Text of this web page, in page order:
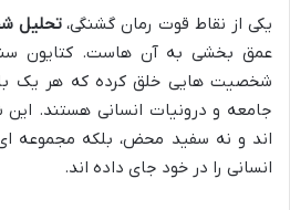
یکی از نقاط قوت رمان گشنگی،تحلیل
عمق بخشی به آن هاست. کتایون
شخصیت هایی خلق کرده که هر یک
جامعه و درونیات انسانی هستند.
اند و نه سفید محض، بلکه مجموعه
انسانی را در خود جای داده اند.